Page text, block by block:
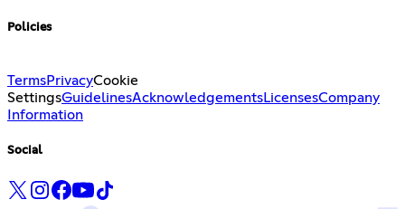
Policies
TermsPrivacyCookie
SettingsGuidelinesAcknowledgementsLicensesCompany
Information
Social